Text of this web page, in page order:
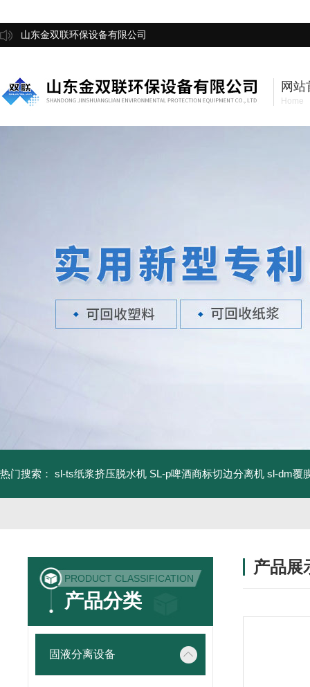
山东金双联环保设备有限公司
网站
Home
热门搜索： sl-ts纸浆挤压脱水机 SL-p啤酒商标切边分离机 sl-dm覆
PRODUCT CLASSIFICATION
产品分类
固液分离设备
产品展